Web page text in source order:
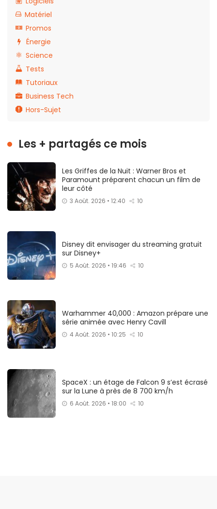
Matériel
Promos
Énergie
Science
Tests
Tutoriaux
Business Tech
Hors-Sujet
Les + partagés ce mois
Les Griffes de la Nuit : Warner Bros et
Paramount préparent chacun un film de
leur côté
3 Août. 2026 • 12:40 10
Disney dit envisager du streaming gratuit
sur Disney+
5 Août. 2026 • 19:46 10
Warhammer 40,000 : Amazon prépare une
série animée avec Henry Cavill
4 Août. 2026 • 10:25 10
SpaceX : un étage de Falcon 9 s’est écrasé
sur la Lune à près de 8 700 km/h
6 Août. 2026 • 18:00 10